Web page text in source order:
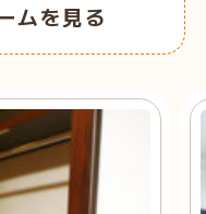
ムを見る